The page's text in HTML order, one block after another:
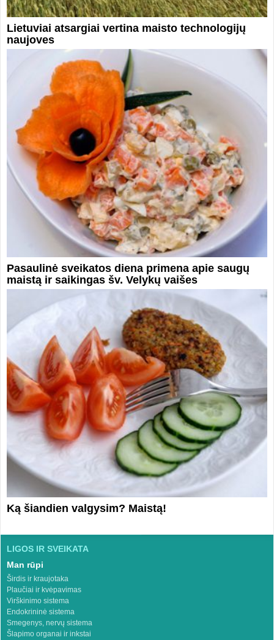
Lietuviai atsargiai vertina maisto technologijų
naujoves
Pasaulinė sveikatos diena primena apie saugų
maistą ir saikingas šv. Velykų vaišes
Ką šiandien valgysim? Maistą!
LIGOS IR SVEIKATA
Man rūpi
Širdis ir kraujotaka
Plaučiai ir kvėpavimas
Virškinimo sistema
Endokrininė sistema
Smegenys, nervų sistema
Šlapimo organai ir inkstai